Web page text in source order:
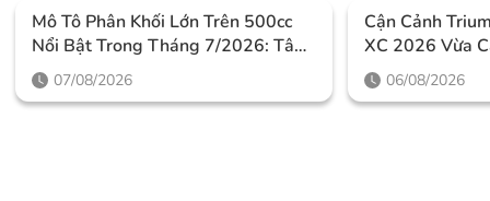
Mô Tô Phân Khối Lớn Trên 500cc
Nổi Bật Trong Tháng 7/2026: Tâm
Điểm Là Công Nghệ, Phiên Bản
Giới Hạn Và Những Cấu Hình
07/08/2026
Cận Cảnh
XC 2026 Vừa
Thiết Kế Đậm
Mức Giá Dễ
06/08/2026